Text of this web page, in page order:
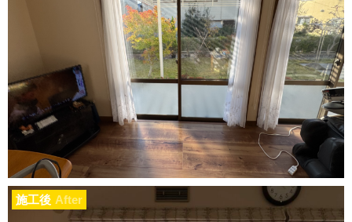
施工後 After